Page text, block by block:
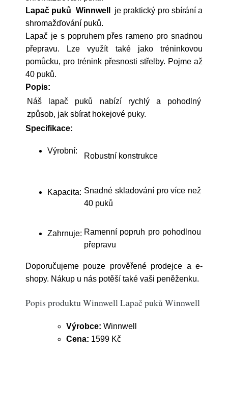
Lapač puků Winnwell
je praktický pro sbírání a
shromažďování puků.
Lapač je s popruhem přes rameno pro snadnou
přepravu. Lze využít také jako tréninkovou
pomůcku, pro trénink přesnosti střelby. Pojme až
40 puků.
Popis:
Náš lapač puků nabízí rychlý a pohodlný
způsob, jak sbírat hokejové puky.
Specifikace:
Výrobní:
Robustní konstrukce
Kapacita: Snadné skladování pro více než
40 puků
Zahrnuje: Ramenní popruh pro pohodlnou
přepravu
Doporučujeme pouze prověřené prodejce a e-
shopy. Nákup u nás potěší také vaši peněženku.
Popis produktu Winnwell Lapač puků Winnwell
Výrobce: Winnwell
Cena: 1599 Kč